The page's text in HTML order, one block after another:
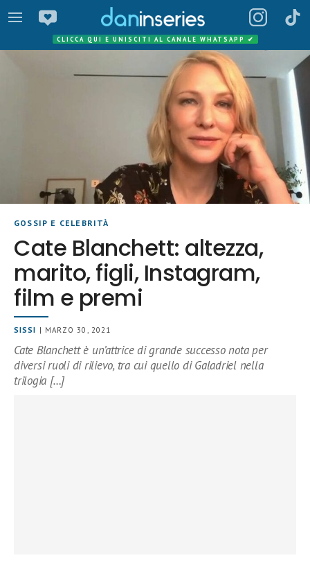
CLICCA QUI E UNISCITI AL CANALE WHATSAPP ✔
GOSSIP E CELEBRITÀ
Cate Blanchett: altezza,
marito, figli, Instagram,
film e premi
SISSI | MARZO 30, 2021
Cate Blanchett è un’attrice di grande successo nota per
diversi ruoli di rilievo, tra cui quello di Galadriel nella
trilogia […]